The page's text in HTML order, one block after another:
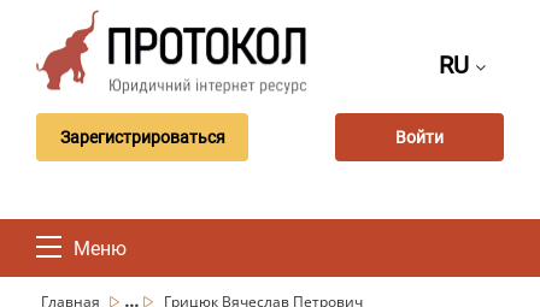
RU
Зарегистрироваться Войти
Меню
Главная ... Грицюк Вячеслав Петрович